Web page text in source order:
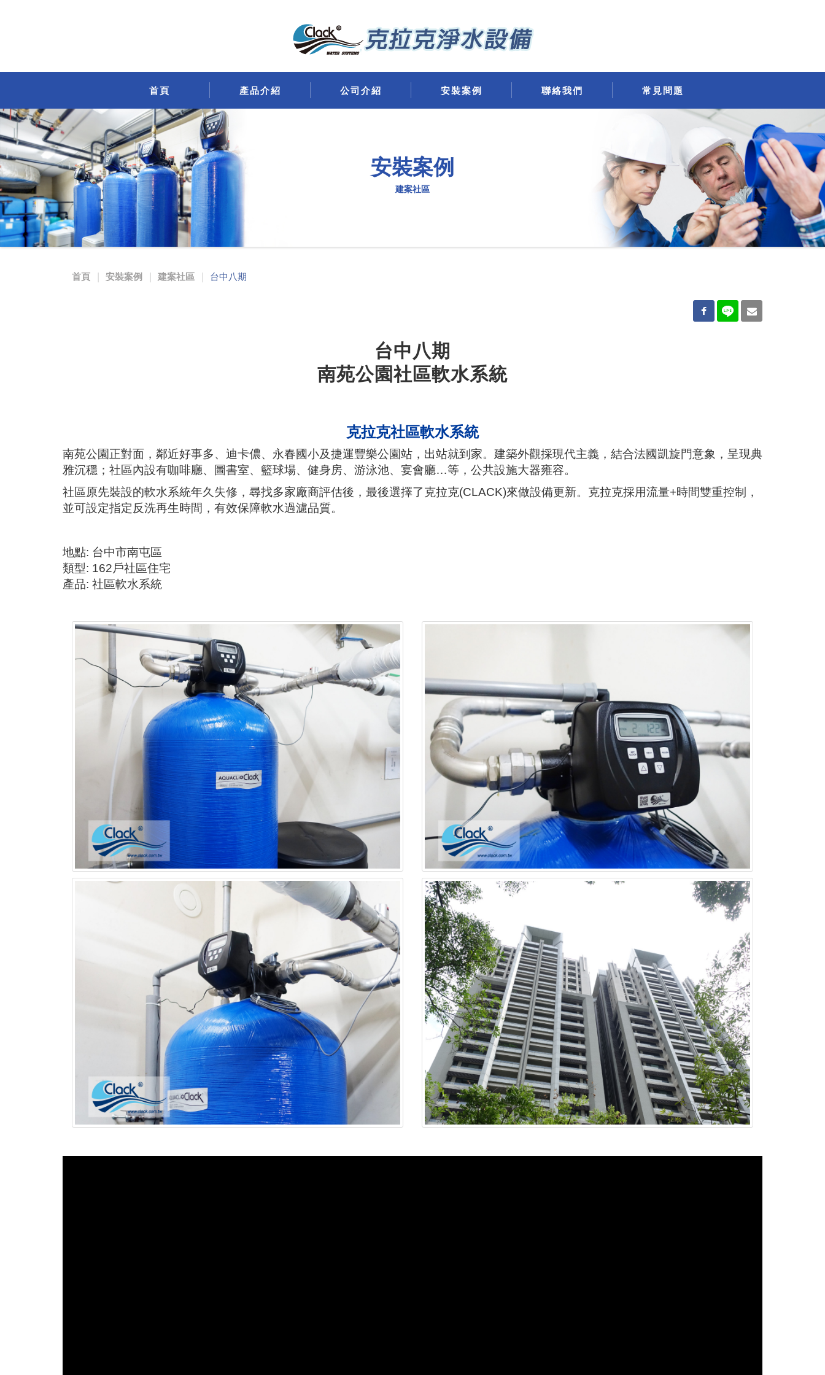
首頁 產品介紹 公司介紹 安裝案例 聯絡我們 常見問題
安裝案例
建案社區
首頁 安裝案例 建案社區 台中八期
5
台中八期
南苑公園社區軟水系統
克拉克社區軟水系統
南苑公園正對面，鄰近好事多、迪卡儂、永春國小及捷運豐樂公園站，出站就到家。建築外觀採現代主義，結合法國凱旋門意象，呈現典
雅沉穩；社區內設有咖啡廳、圖書室、籃球場、健身房、游泳池、宴會廳…等，公共設施大器雍容。
社區原先裝設的軟水系統年久失修，尋找多家廠商評估後，最後選擇了克拉克(CLACK)來做設備更新。克拉克採用流量+時間雙重控制，
並可設定指定反洗再生時間，有效保障軟水過濾品質。
地點: 台中市南屯區
類型: 162戶社區住宅
產品: 社區軟水系統